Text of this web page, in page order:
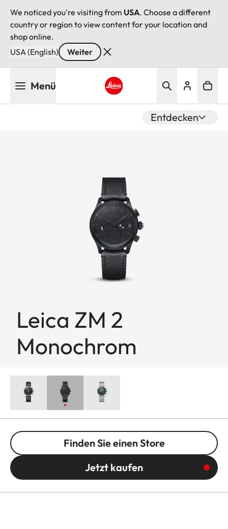
We noticed you're visiting from USA. Choose a different
country or region to view content for your location and
shop online.
USA (English)
Weiter
Menü
Entdecken
Leica ZM 2
Monochrom
Finden Sie einen Store
Jetzt kaufen